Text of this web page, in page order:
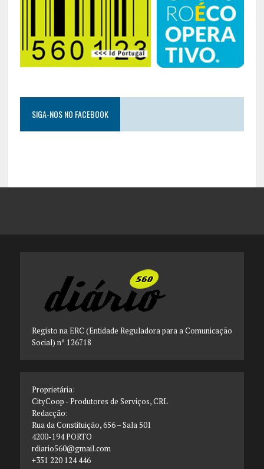
SIGA-NOS NO FACEBOOK
Registo na ERC (Entidade Reguladora para a Comunicação
Social) nº 126718
Proprietária:
CityCoop - Produtores de Serviços, CRL
Redacção:
Rua da Constituição, 656 – Sala 501
4200-194 PORTO
rdiario560@gmail.com
+351 220 124 446